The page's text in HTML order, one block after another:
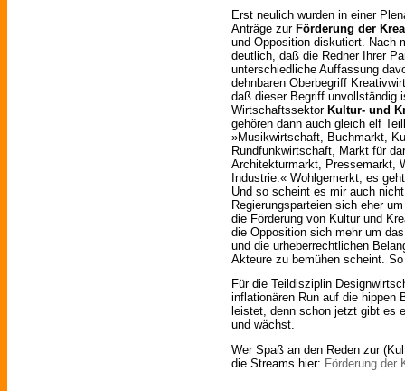
Erst neulich wurden in einer
Anträge zur Förderung der
und Opposition diskutiert. Nach
deutlich, daß die Redner Ihrer
unterschiedliche Auffassung
dehnbaren Oberbegriff
daß dieser Begriff unvollständig
Wirtschaftssektor Kultur- und
gehören dann auch gleich elf
»Musikwirtschaft, Buchmarkt,
Rundfunkwirtschaft, Markt für
Architekturmarkt, Pressemarkt,
Industrie.« Wohlgemerkt, es
Und so scheint es mir auch
Regierungsparteien sich eher
die Förderung von Kultur und
die Opposition sich mehr um
und die urheberrechtlichen
Akteure zu bemühen scheint.
Für die Teildisziplin
inflationären Run auf die hippen
leistet, denn schon jetzt gibt es
und wächst.
Wer Spaß an den Reden zur
die Streams hier: Förderung der